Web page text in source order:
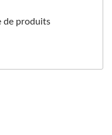
de produits